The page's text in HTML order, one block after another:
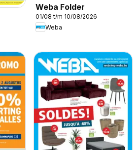
Weba Folder
01/08 t/m 10/08/2026
Weba